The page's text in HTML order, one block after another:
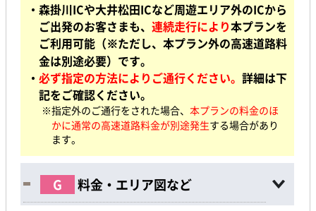
・森掛川ICや大井松田ICなど周遊エリア外のICから
ご出発のお客さまも、 連続走行により本プランを
ご利用可能（※ただし、本プラン外の高速道路料
金は別途必要）です。
・ 必ず指定の方法によりご通行ください。 詳細は下
記をご確認ください。
※指定外のご通行をされた場合、 本プランの料金のほ
かに通常の高速道路料金が別途発生する場合があり
ます。
G 料金・エリア図など